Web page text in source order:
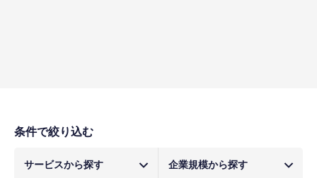
条件で絞り込む
サービスから探す 企業規模から探す